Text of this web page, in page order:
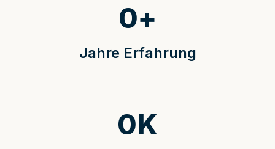
Jahre Erfahrung
0+
0K